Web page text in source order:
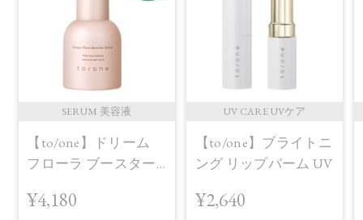
SERUM 美容液
【to/one】ドリーム
フローラ ブースター
＞
¥4,180
UV CARE UVケア
【to/one】ブライトニ
ング リップバーム UV
¥2,640